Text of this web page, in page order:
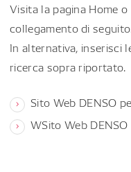
Visita la pagina Home
collegamento di
In alternativa, inserisci
ricerca sopra riportato.
Sito Web DENSO
WSito Web